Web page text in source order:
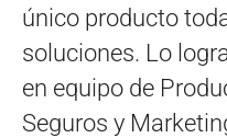
único producto
soluciones. Lo
en equipo de
Seguros y